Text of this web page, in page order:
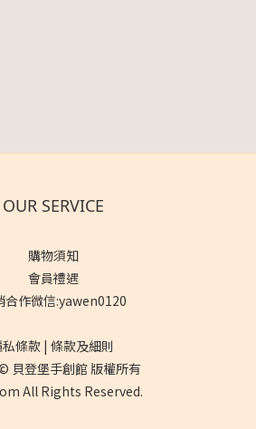
OUR SERVICE
購物須知
會員禮遇
合作微信:yawen0120
私條款 | 條款及細則
貝登堡手創館 版權所有
All Rights Reserved.